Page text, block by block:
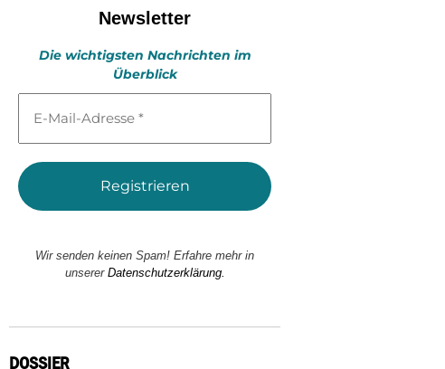
Newsletter
Die wichtigsten Nachrichten im
Überblick
Mail-
*
Wir senden keinen Spam! Erfahre mehr in
unserer Datenschutzerklärung.
DOSSIER